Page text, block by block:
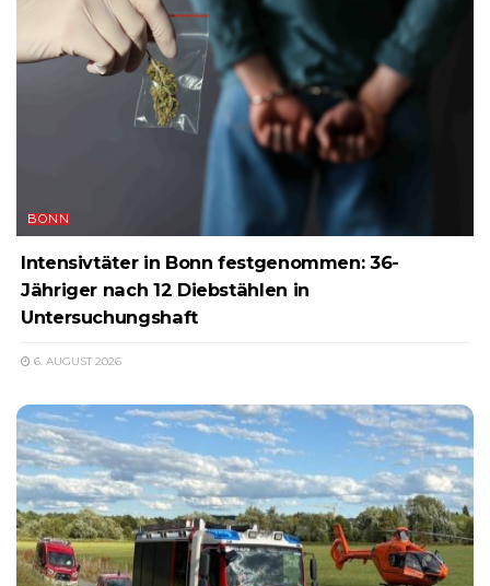
BONN
Intensivtäter in Bonn festgenommen: 36-
Jähriger nach 12 Diebstählen in
Untersuchungshaft
6. AUGUST 2026